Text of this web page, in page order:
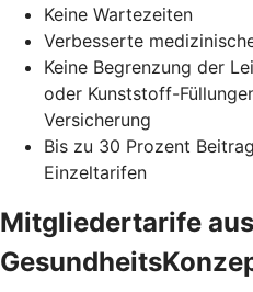
Keine Wartezeiten
Verbesserte
Keine Begrenzung der
oder Kunststoff-
Versicherung
Bis zu 30 Prozent
Einzeltarifen
Mitgliedertarife